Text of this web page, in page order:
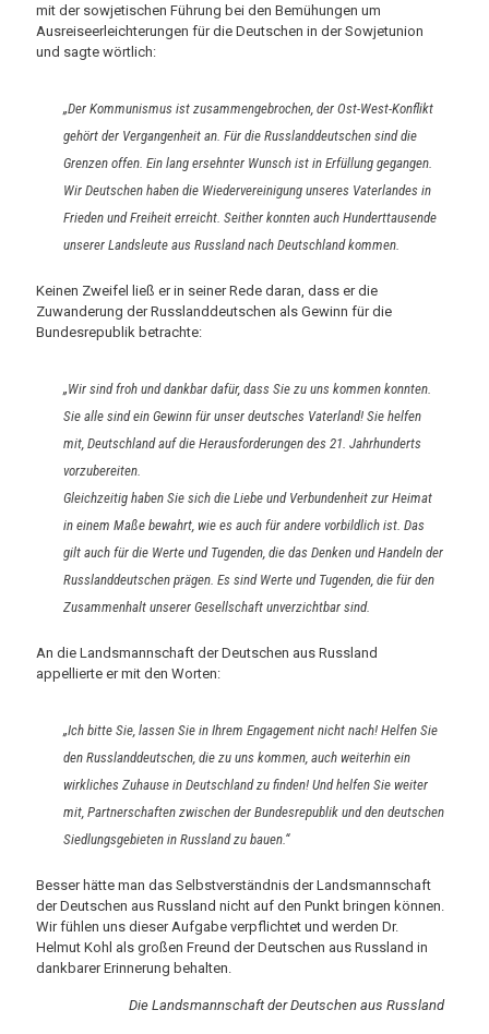
mit der sowjetischen Führung bei den Bemühungen um
Ausreiseerleichterungen für die Deutschen in der Sowjetunion
und sagte wörtlich:
„Der Kommunismus ist zusammengebrochen, der Ost-West-Konflikt
gehört der Vergangenheit an. Für die Russlanddeutschen sind die
Grenzen offen. Ein lang ersehnter Wunsch ist in Erfüllung gegangen.
Wir Deutschen haben die Wiedervereinigung unseres Vaterlandes in
Frieden und Freiheit erreicht. Seither konnten auch Hunderttausende
unserer Landsleute aus Russland nach Deutschland kommen.
Keinen Zweifel ließ er in seiner Rede daran, dass er die
Zuwanderung der Russlanddeutschen als Gewinn für die
Bundesrepublik betrachte:
„Wir sind froh und dankbar dafür, dass Sie zu uns kommen konnten.
Sie alle sind ein Gewinn für unser deutsches Vaterland! Sie helfen
mit, Deutschland auf die Herausforderungen des 21. Jahrhunderts
vorzubereiten.
Gleichzeitig haben Sie sich die Liebe und Verbundenheit zur Heimat
in einem Maße bewahrt, wie es auch für andere vorbildlich ist. Das
gilt auch für die Werte und Tugenden, die das Denken und Handeln der
Russlanddeutschen prägen. Es sind Werte und Tugenden, die für den
Zusammenhalt unserer Gesellschaft unverzichtbar sind.
An die Landsmannschaft der Deutschen aus Russland
appellierte er mit den Worten:
„Ich bitte Sie, lassen Sie in Ihrem Engagement nicht nach! Helfen Sie
den Russlanddeutschen, die zu uns kommen, auch weiterhin ein
wirkliches Zuhause in Deutschland zu finden! Und helfen Sie weiter
mit, Partnerschaften zwischen der Bundesrepublik und den deutschen
Siedlungsgebieten in Russland zu bauen.“
Besser hätte man das Selbstverständnis der Landsmannschaft
der Deutschen aus Russland nicht auf den Punkt bringen können.
Wir fühlen uns dieser Aufgabe verpflichtet und werden Dr.
Helmut Kohl als großen Freund der Deutschen aus Russland in
dankbarer Erinnerung behalten.
Die Landsmannschaft der Deutschen aus Russland